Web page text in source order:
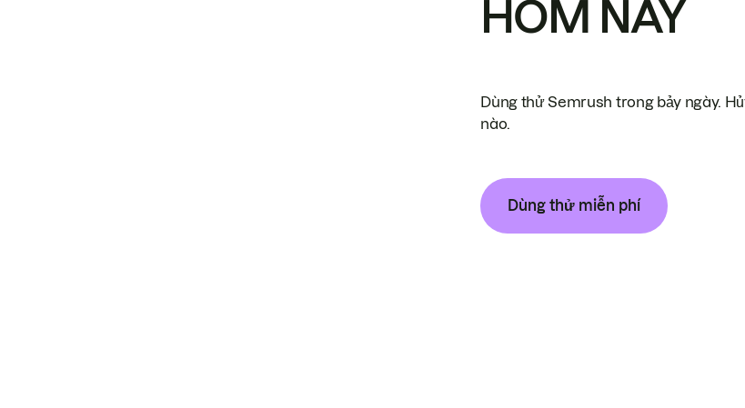
HÔM NAY
Dùng thử Semrush trong bảy ngày.
nào.
Dùng thử miễn phí